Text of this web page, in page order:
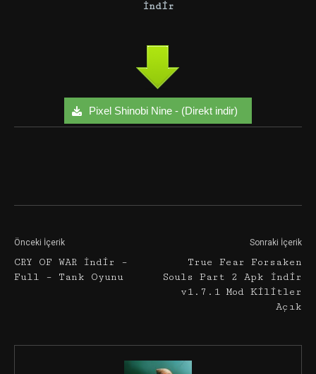
İndir
Pixel Shinobi Nine - (Direkt indir)
Önceki İçerik
CRY OF WAR İndir –
Full – Tank Oyunu
Sonraki İçerik
True Fear Forsaken
Souls Part 2 Apk İndir
v1.7.1 Mod Kilitler
Açık